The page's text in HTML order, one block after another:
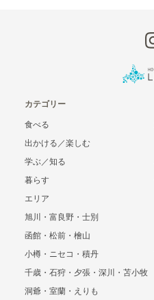
カテゴリー
食べる
出かける／楽しむ
学ぶ／知る
暮らす
エリア
旭川・富良野・士別
函館・松前・檜山
小樽・ニセコ・積丹
千歳・石狩・夕張・深川・苫小牧
洞爺・室蘭・えりも